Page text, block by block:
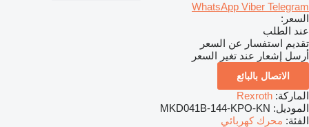
WhatsApp Viber Telegram
السعر:
عند الطلب
تقديم استفسار عن السعر
أرسل إشعار عند تغير السعر
الاتصال بالبائع
الماركة: Rexroth
الموديل: MKD041B-144-KPO-KN
الفئة: محرك كهربائي